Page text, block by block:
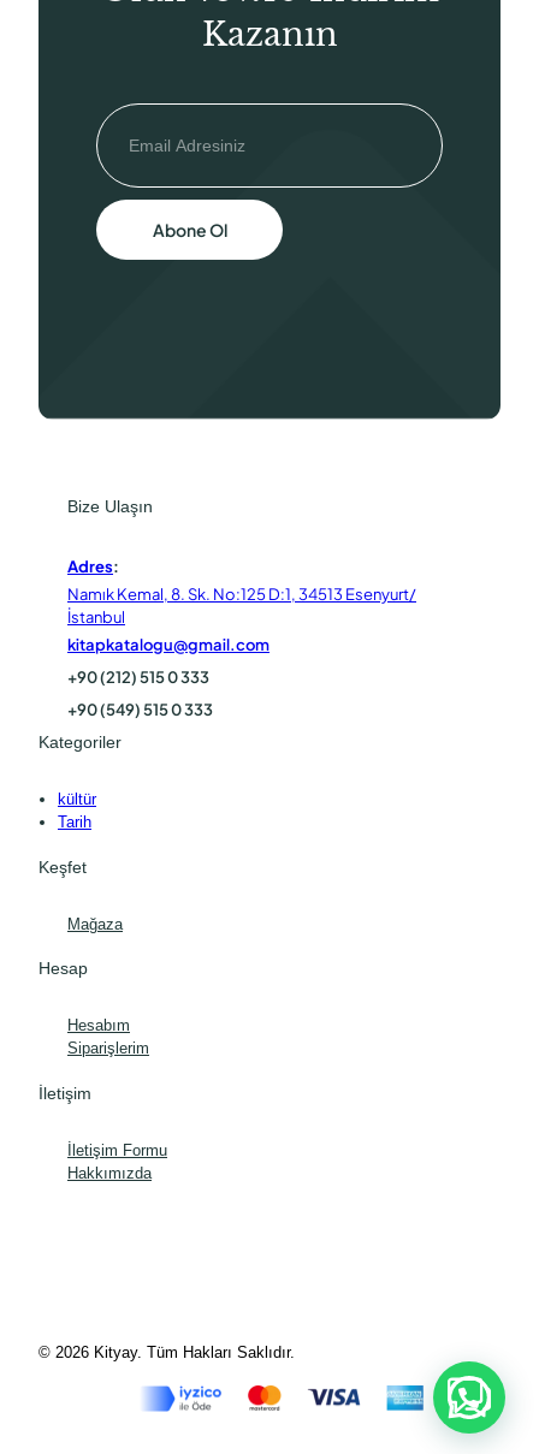
Kazanın
Abone Ol
Bize Ulaşın
Adres:
Namık Kemal, 8. Sk. No:125 D:1, 34513 Esenyurt/
İstanbul
kitapkatalogu@gmail.com
+90 (212) 515 0 333
+90 (549) 515 0 333
Kategoriler
kültür
Tarih
Keşfet
Mağaza
Hesap
Hesabım
Siparişlerim
İletişim
İletişim Formu
Hakkımızda
© 2026 Kityay. Tüm Hakları Saklıdır.